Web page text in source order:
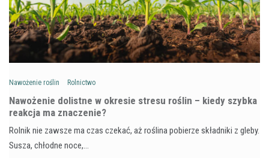
Nawożenie roślin Rolnictwo
Nawożenie dolistne w okresie stresu roślin – kiedy szybka
reakcja ma znaczenie?
Rolnik nie zawsze ma czas czekać, aż roślina pobierze składniki z gleby.
Susza, chłodne noce,…